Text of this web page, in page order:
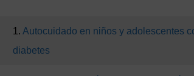
1. Autocuidado en niños y adolescentes
diabetes